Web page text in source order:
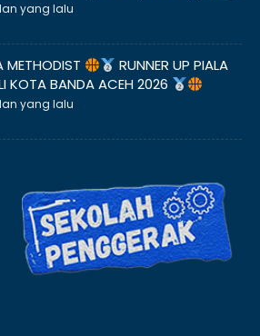
yang lalu
METHODIST
RUNNER UP PIALA
KOTA BANDA ACEH 2026
yang lalu